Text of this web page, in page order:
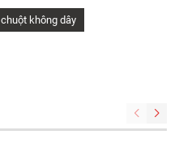
chuột không dây